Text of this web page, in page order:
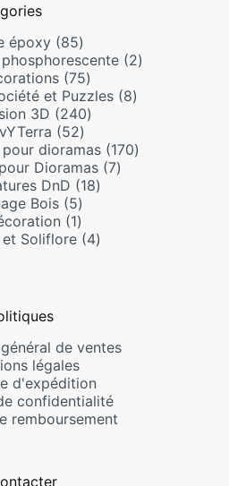
époxy
8585
produits22
7575
produits
et Puzzles 88
3D 240240
5252
produits
dioramas 170170
Dioramas 77
DnD 1818
Bois 55
produits
11
produit
et Soliflore 44
de ventes
légales
d'expédition
confidentialité
remboursement